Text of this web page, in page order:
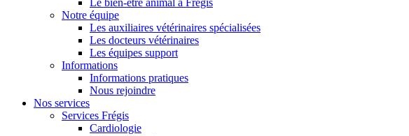
Le bien-être animal à Frégis
Notre équipe
Les auxiliaires vétérinaires spécialisées
Les docteurs vétérinaires
Les équipes support
Informations
Informations pratiques
Nous rejoindre
Nos services
Services Frégis
Cardiologie